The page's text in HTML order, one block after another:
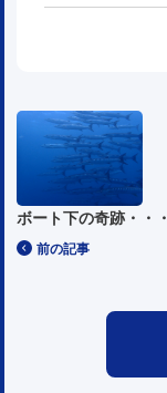
前の記事
ボート下の奇跡・・・